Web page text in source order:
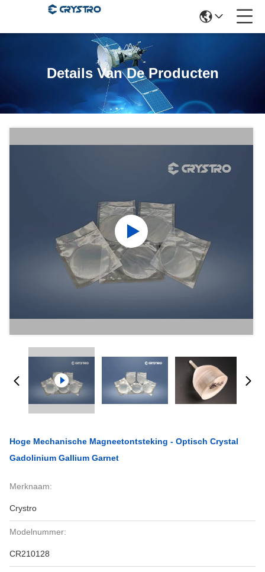
Details Van De Producten
Hoge Mechanische Magneetontsteking - Optisch Crystal
Gadolinium Gallium Garnet
Merknaam:
Crystro
Modelnummer:
CR210128